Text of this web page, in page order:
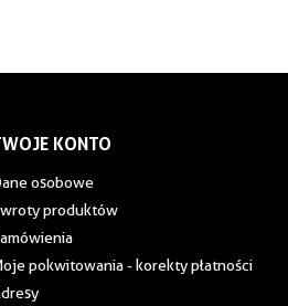
KONTO
osobowe
produktów
pokwitowania - korekty płatności